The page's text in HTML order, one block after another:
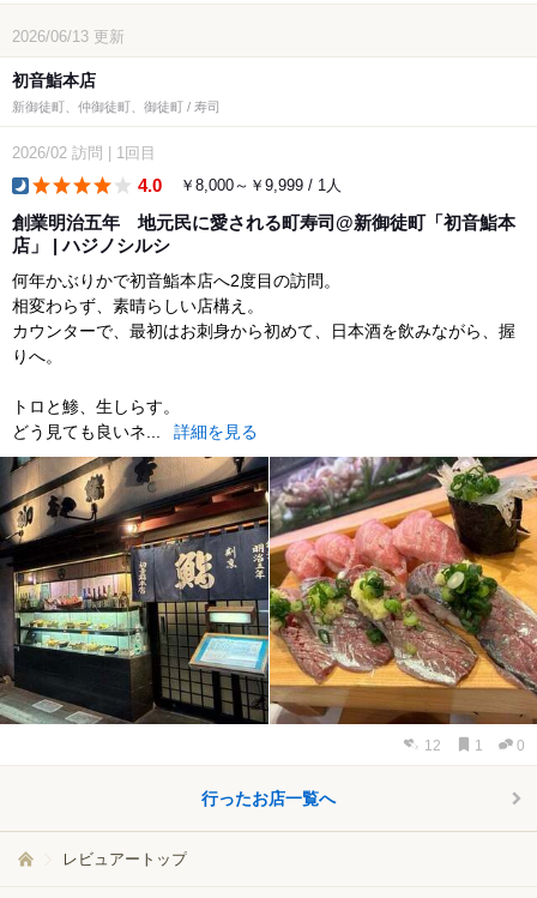
2026/06/13 更新
初音鮨本店
新御徒町、仲御徒町、御徒町 / 寿司
2026/02 訪問 1回目
4.0 ￥8,000～￥9,999 / 1人
創業明治五年 地元民に愛される町寿司@新御徒町「初音鮨本
店」 | ハジノシルシ
何年かぶりかで初音鮨本店へ2度目の訪問。
相変わらず、素晴らしい店構え。
カウンターで、最初はお刺身から初めて、日本酒を飲みながら、握
りへ。
トロと鯵、生しらす。
どう見ても良いネ...
詳細を見る
12 1 0
行ったお店一覧へ
レビュアートップ